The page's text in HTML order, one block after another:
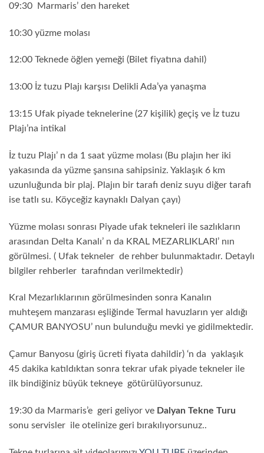
09:30 Marmaris’ den hareket
10:30 yüzme molası
12:00 Teknede öğlen yemeği (Bilet fiyatına dahil)
13:00 İz tuzu Plajı karşısı Delikli Ada’ya yanaşma
13:15 Ufak piyade teknelerine (27 kişilik) geçiş ve İz tuzu
Plajı’na intikal
İz tuzu Plajı’ n da 1 saat yüzme molası (Bu plajın her iki
yakasında da yüzme şansına sahipsiniz. Yaklaşık 6 km
uzunluğunda bir plaj. Plajın bir tarafı deniz suyu diğer tarafı
ise tatlı su. Köyceğiz kaynaklı Dalyan çayı)
Yüzme molası sonrası Piyade ufak tekneleri ile sazlıkların
arasından Delta Kanalı’ n da KRAL MEZARLIKLARI’ nın
görülmesi. ( Ufak tekneler de rehber bulunmaktadır. Detaylı
bilgiler rehberler tarafından verilmektedir)
Kral Mezarlıklarının görülmesinden sonra Kanalın
muhteşem manzarası eşliğinde Termal havuzların yer aldığı
ÇAMUR BANYOSU’ nun bulunduğu mevki ye gidilmektedir.
Çamur Banyosu (giriş ücreti fiyata dahildir) ‘n da yaklaşık
45 dakika katıldıktan sonra tekrar ufak piyade tekneler ile
ilk bindiğiniz büyük tekneye götürülüyorsunuz.
19:30 da Marmaris’e geri geliyor ve Dalyan Tekne Turu
sonu servisler ile otelinize geri bırakılıyorsunuz..